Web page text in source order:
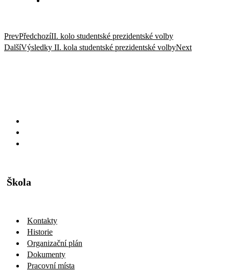
PrevPředchozíII. kolo studentské prezidentské volby
DalšíVýsledky II. kola studentské prezidentské volbyNext
Škola
Kontakty
Historie
Organizační plán
Dokumenty
Pracovní místa